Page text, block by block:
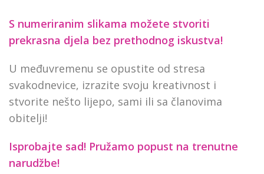
S numeriranim slikama možete stvoriti
prekrasna djela bez prethodnog iskustva!
U međuvremenu se opustite od stresa
svakodnevice, izrazite svoju kreativnost i
stvorite nešto lijepo, sami ili sa članovima
obitelji!
Isprobajte sad! Pružamo popust na trenutne
narudžbe!